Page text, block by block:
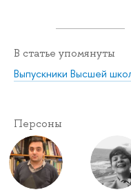
В статье упомянуты
Выпускники Высшей
Персоны